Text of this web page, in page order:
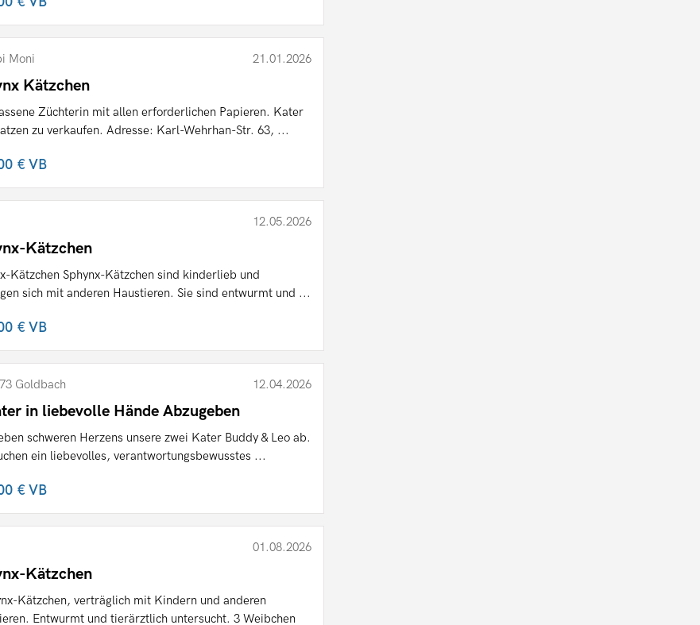
Moni 21.01.2026
Kätzchen
Züchterin mit allen erforderlichen Papieren. Kater
zu verkaufen. Adresse: Karl-Wehrhan-Str. 63, ...
€VB
12.05.2026
Kätzchen
Kätzchen Sphynx-Kätzchen sind kinderlieb und
sich mit anderen Haustieren. Sie sind entwurmt und ...
€VB
Goldbach 12.04.2026
in liebevolle Hände Abzugeben
schweren Herzens unsere zwei Kater Buddy & Leo ab.
ein liebevolles, verantwortungsbewusstes ...
€VB
01.08.2026
Kätzchen
Kätzchen, verträglich mit Kindern und anderen
Entwurmt und tierärztlich untersucht. 3 Weibchen